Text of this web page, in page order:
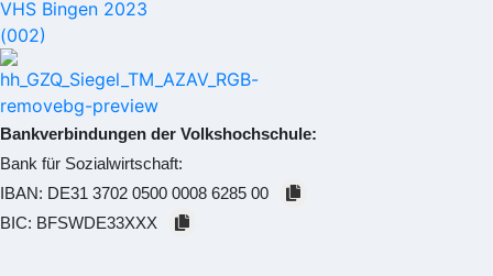
Bankverbindungen der Volkshochschule:
Bank für Sozialwirtschaft:
IBAN: DE31 3702 0500 0008 6285 00
BIC: BFSWDE33XXX